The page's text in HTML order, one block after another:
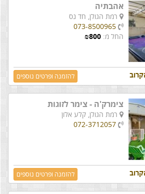
אהבתיה
רמת הגולן, חד נס
073-8500965
החל מ:
₪800
להזמנה ופרטים נוספים
צימרק'ה - צימר לזוגות
רמת הגולן,קלע אלון
072-3712057
להזמנה ופרטים נוספים